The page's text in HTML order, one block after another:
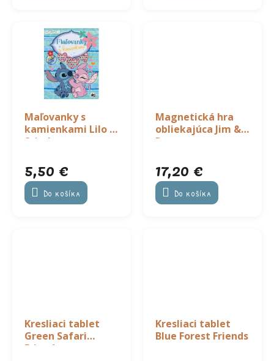
Maľovanky s
kamienkami Lilo &
Stitch
5,50 €
Do košíka
Magnetická hra
obliekajúca Jim &
Rosa
17,20 €
Do košíka
Kresliaci tablet
Green Safari
Friends
Kresliaci tablet
Blue Forest Friends